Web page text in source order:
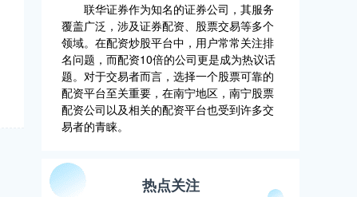
联华证券作为知名的证券公司，其服务
覆盖广泛，涉及证券配资、股票交易等多个
领域。在配资炒股平台中，用户常常关注排
名问题，而配资10倍的公司更是成为热议话
题。对于交易者而言，选择一个股票可靠的
配资平台至关重要，在南宁地区，南宁股票
配资公司以及相关的配资平台也受到许多交
易者的青睐。
热点关注